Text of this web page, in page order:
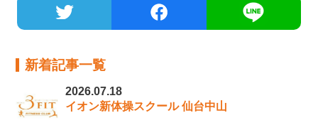
新着記事一覧
2026.07.18
イオン新体操スクール 仙台中山